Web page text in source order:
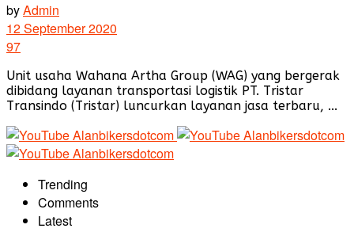
byAdmin
12 September 2020
97
Unit usaha Wahana Artha Group (WAG) yang bergerak
dibidang layanan transportasi logistik PT. Tristar
Transindo (Tristar) luncurkan layanan jasa terbaru, ...
Trending
Comments
Latest